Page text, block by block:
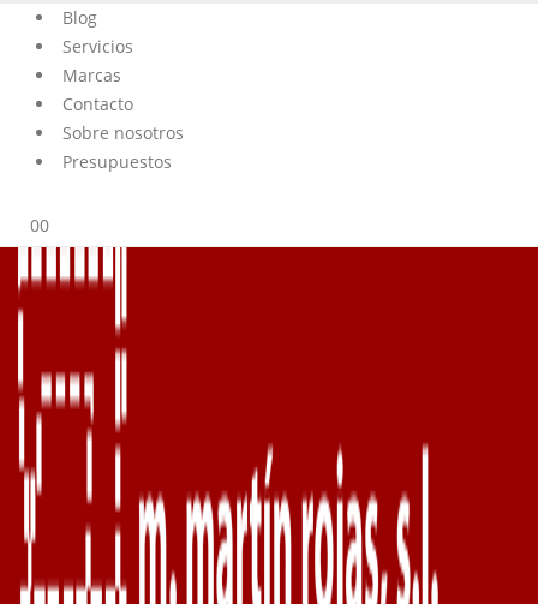
Blog
Servicios
Marcas
Contacto
Sobre nosotros
Presupuestos
00